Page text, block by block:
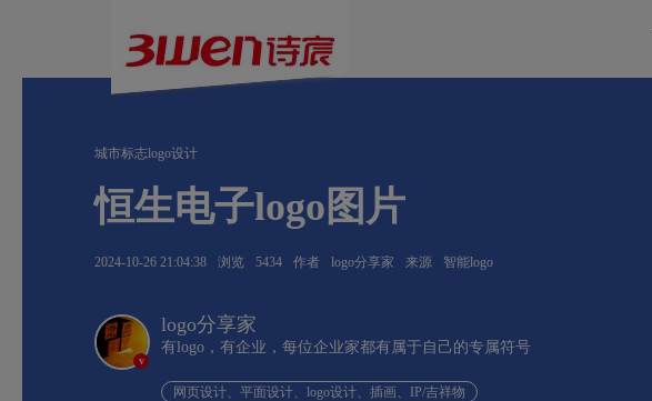
城市标志logo设计
恒生电子logo图片
2024-10-26 21:04:38 浏览 5434 作者 logo分享家 来源 智能logo
v
logo分享家
有logo，有企业，每位企业家都有属于自己的专属符号
网页设计、平面设计、logo设计、插画、IP/吉祥物